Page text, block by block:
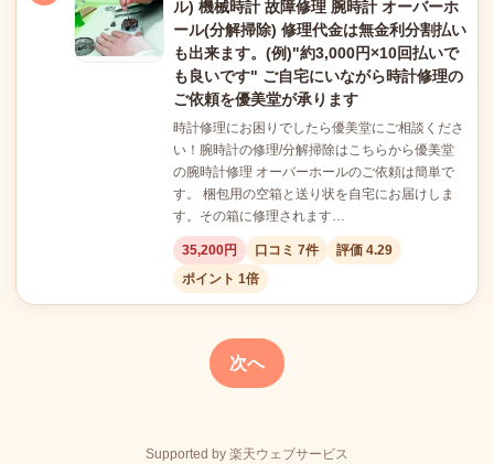
ル) 機械時計 故障修理 腕時計 オーバーホ
ール(分解掃除) 修理代金は無金利分割払い
も出来ます。(例)"約3,000円×10回払いで
も良いです" ご自宅にいながら時計修理の
ご依頼を優美堂が承ります
時計修理にお困りでしたら優美堂にご相談くださ
い！腕時計の修理/分解掃除はこちらから優美堂
の腕時計修理 オーバーホールのご依頼は簡単で
す。 梱包用の空箱と送り状を自宅にお届けしま
す。その箱に修理されます…
35,200円 口コミ 7件
評価 4.29
ポイント 1倍
次へ
Supported by 楽天ウェブサービス